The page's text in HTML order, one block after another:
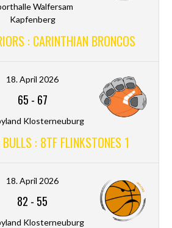
Walfersam
Kapfenberg
: CARINTHIAN BRONCOS
18. April 2026
65 - 67
Klosterneuburg
: 8TF FLINKSTONES 1
18. April 2026
82 - 55
Klosterneuburg